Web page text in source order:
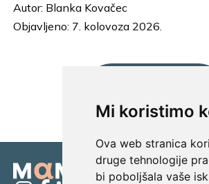
Mi koristimo
Ova web stranica
druge tehnologije
bi poboljšala vaše
Autor: Blanka Kovačec
Objavljeno: 7. kolovoza 2026.